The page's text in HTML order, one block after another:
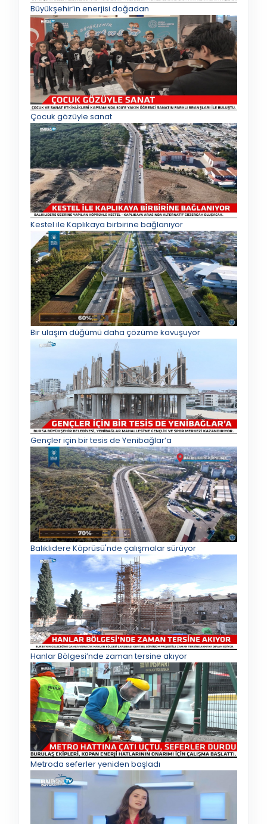
Büyükşehir’in enerjisi doğadan
Çocuk gözüyle sanat
Kestel ile Kaplıkaya birbirine bağlanıyor
Bir ulaşım düğümü daha çözüme kavuşuyor
Gençler için bir tesis de Yenibağlar’a
Balıklıdere Köprüsü'nde çalışmalar sürüyor
Hanlar Bölgesi’nde zaman tersine akıyor
Metroda seferler yeniden başladı